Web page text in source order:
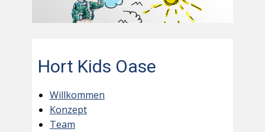
Hort Kids Oase
Willkommen
Konzept
Team